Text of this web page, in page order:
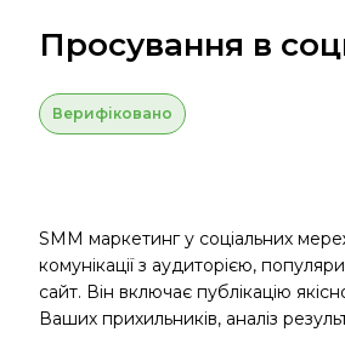
Просування в
Верифіковано
SMM маркетинг у соціальних
комунікації з аудиторією,
сайт. Він включає публікацію
Ваших прихильників, аналіз